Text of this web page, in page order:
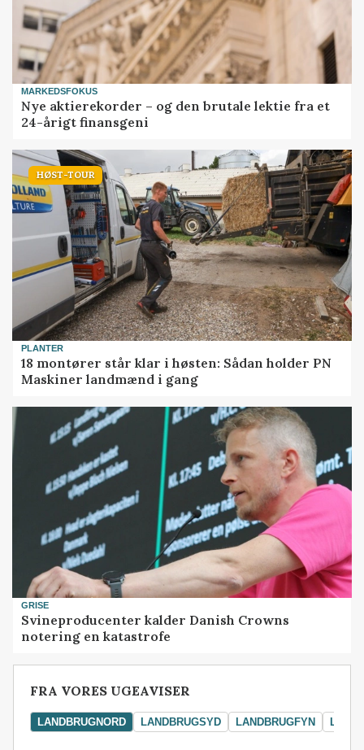
MARKEDSFOKUS
Nye aktierekorder – og den brutale lektie fra et
24-årigt finansgeni
HØST-TOUR
PLANTER
18 montører står klar i høsten: Sådan holder PN
Maskiner landmænd i gang
GRISE
Svineproducenter kalder Danish Crowns
notering en katastrofe
FRA VORES UGEAVISER
LANDBRUGNORD LANDBRUGSYD LANDBRUGFYN